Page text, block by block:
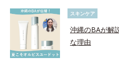
スキンケア
沖縄のBAが解
な理由